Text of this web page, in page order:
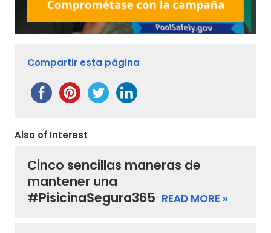
Compartir esta página
Also of Interest
Cinco sencillas maneras de
mantener una
#PisicinaSegura365 READ MORE »